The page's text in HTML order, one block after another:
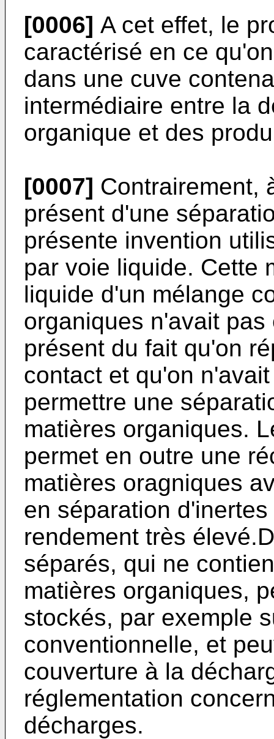
[0006] A cet effet, le
carac­térisé en ce
dans une cuve
intermédiaire entre la
organique et des
[0007] Contrairement,
pré­sent d'une
présente inven­tion
par voie liquide. Cette
liquide d'un mélange
organiques n'avait
présent du fait qu'on
con­tact et qu'on
permettre une
matières organiques.
permet en outre une
matières oragniques
en séparation
rendement très
séparés, qui ne
matières organiques,
stockés, par exemple
conventionnelle, et
couverture à la
réglementation
décharges.